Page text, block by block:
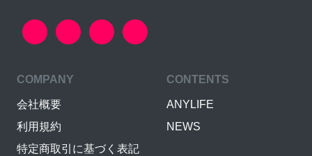
COMPANY
会社概要
利用規約
特定商取引に基づく表記
CONTENTS
ANYLIFE
NEWS